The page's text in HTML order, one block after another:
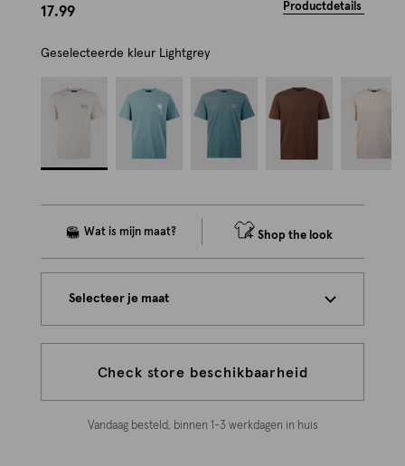
17.99 Productdetails
Geselecteerde kleur Lightgrey
Shop the look
Selecteer je maat
Check store beschikbaarheid
Vandaag besteld, binnen 1-3 werkdagen in huis